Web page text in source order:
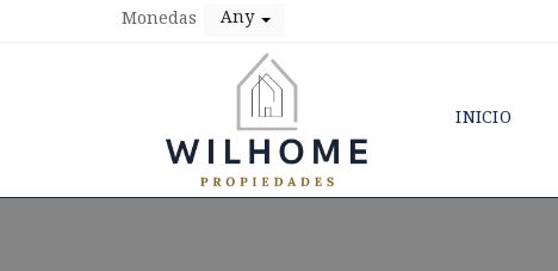
Monedas Any
INICIO